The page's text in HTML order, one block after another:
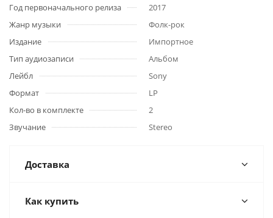
Год первоначального релиза
2017
Жанр музыки
Фолк-рок
Издание
Импортное
Тип аудиозаписи
Альбом
Лейбл
Sony
Формат
LP
Кол-во в комплекте
2
Звучание
Stereo
Доставка
Как купить